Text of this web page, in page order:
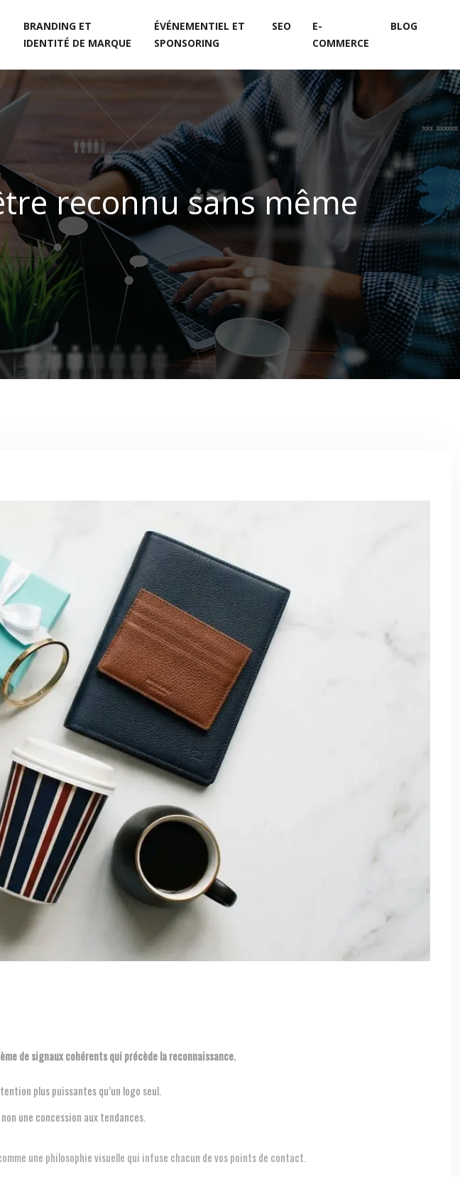
BRANDING ET
IDENTITÉ DE MARQUE
ÉVÉNEMENTIEL ET
SPONSORING
SEO
E-
COMMERCE
BLOG
reconnu sans même
de signaux cohérents qui précède la reconnaissance.
plus puissantes qu’un logo seul.
une concession aux tendances.
une philosophie visuelle qui infuse chacun de vos points de contact.